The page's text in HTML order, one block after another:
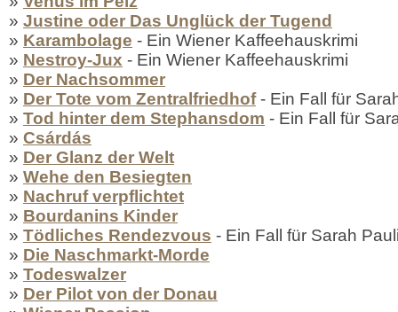
» Justine oder Das Unglück der Tugend
» Karambolage - Ein Wiener Kaffeehauskrimi
» Nestroy-Jux - Ein Wiener Kaffeehauskrimi
» Der Nachsommer
» Der Tote vom Zentralfriedhof- Ein Fall für
» Tod hinter dem Stephansdom - Ein Fall für
» Csárdás
» Der Glanz der Welt
» Wehe den Besiegten
» Nachruf verpflichtet
» Bourdanins Kinder
» Tödliches Rendezvous - Ein Fall für Sarah
» Die Naschmarkt-Morde
» Todeswalzer
» Der Pilot von der Donau